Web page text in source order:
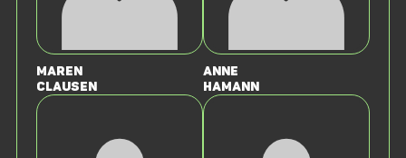
Maren
Clausen
Anne
Hamann